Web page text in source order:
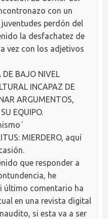
con un
perdón del
la desfachatez de
vez con los adjetivos
DE BAJO NIVEL
INCAPAZ DE
ARGUMENTOS,
EQUIPO.
MIERDERO, aquí
que responder a
he
último comentario ha
en una revista digital
si esta va a ser